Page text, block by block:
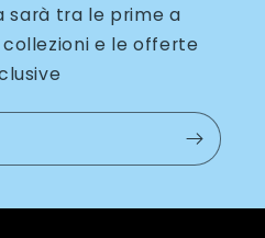
sarà tra le prime a
e le offerte